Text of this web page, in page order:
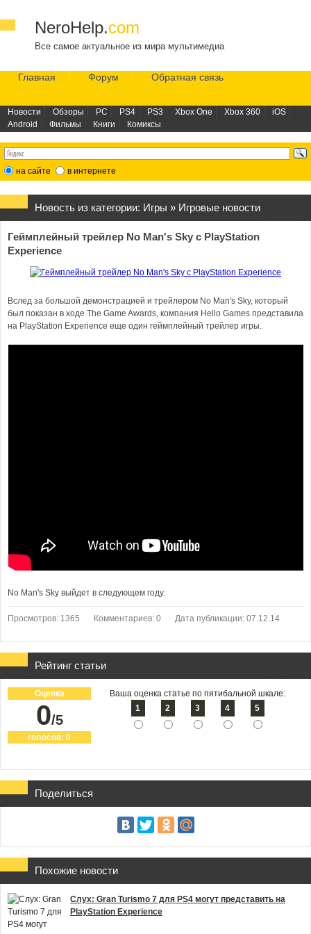
NeroHelp.com
Все самое актуальное из мира мультимедиа
Главная Форум Обратная связь
Новости Обзоры PC PS4 PS3 Xbox One Xbox 360
iOS
Android
Фильмы Книги Комиксы
на сайте в интернете
Новость из категории: Игры » Игровые новости
Геймплейный трейлер No Man's Sky с PlayStation
Experience
Вслед за большой демонстрацией и трейлером No Man's Sky, который
был показан в ходе The Game Awards, компания Hello Games представила
на PlayStation Experience еще один геймплейный трейлер игры.
No Man's Sky выйдет в следующем году.
Просмотров: 1365 Комментариев: 0 Дата публикации: 07.12.14
Рейтинг статьи
Оценка
0/5
голосов: 0
Ваша оценка статье по пятибальной шкале:
1
2 3 4 5
Поделиться
Похожие новости
Слух: Gran Turismo 7 для PS4 могут представить на
PlayStation Experience